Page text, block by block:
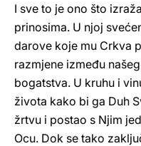
I sve to je ono što
prinosima. U njoj
darove koje mu Crkva
razmjene između
bogatstva. U kruhu i
života kako bi ga Duh
žrtvu i postao s Njim
Ocu. Dok se tako